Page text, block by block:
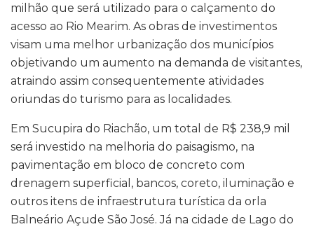
milhão que será utilizado para o calçamento do
acesso ao Rio Mearim. As obras de investimentos
visam uma melhor urbanização dos municípios
objetivando um aumento na demanda de visitantes,
atraindo assim consequentemente atividades
oriundas do turismo para as localidades.
Em Sucupira do Riachão, um total de R$ 238,9 mil
será investido na melhoria do paisagismo, na
pavimentação em bloco de concreto com
drenagem superficial, bancos, coreto, iluminação e
outros itens de infraestrutura turística da orla
Balneário Açude São José. Já na cidade de Lago do